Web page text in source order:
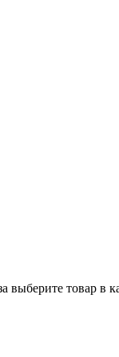
выберите товар в